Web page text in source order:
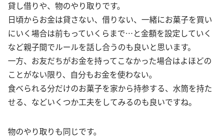
貸し借りや、物のやり取りです。
日頃からお金は貸さない、借りない、一緒にお菓子を買い
にいく場合は前もっていくらまで…と金額を設定していく
など親子間でルールを話し合うのも良いと思います。
一方、お友だちがお金を持ってこなかった場合はよほどの
ことがない限り、自分もお金を使わない。
食べられる分だけのお菓子を家から持参する、水筒を持た
せる、などいくつか工夫をしてみるのも良いですね。
物のやり取りも同じです。